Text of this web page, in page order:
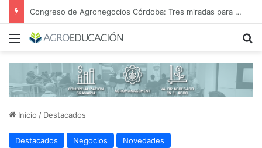
Desierto Verde: cómo transformar la estepa patagónica en un proyecto agroindustrial de exportación
Menú
Inicio / Destacados
Destacados Negocios Novedades